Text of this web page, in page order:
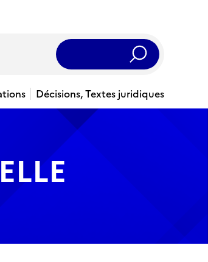
Rechercher
Décisions, Textes juridiques